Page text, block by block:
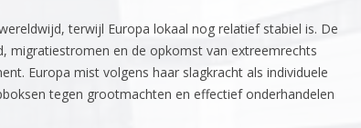
terwijl Europa lokaal nog relatief stabiel is. De
migratiestromen en de opkomst van extreemrechts
Europa mist volgens haar slagkracht als individuele
tegen grootmachten en effectief onderhandelen